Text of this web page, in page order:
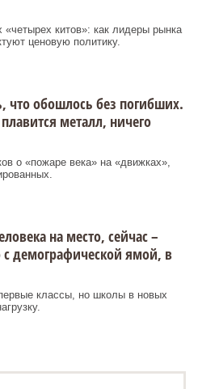
китов»: как лидеры рынка
ценовую политику.
что обошлось без погибших.
металл, ничего
о «пожаре века» на «движках»,
на место, сейчас –
с демографической ямой, в
классы, но школы в новых